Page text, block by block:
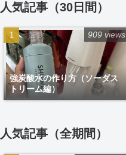
人気記事（30日間）
強炭酸水の作り方（ソーダス
トリーム編）
909 views
人気記事（全期間）